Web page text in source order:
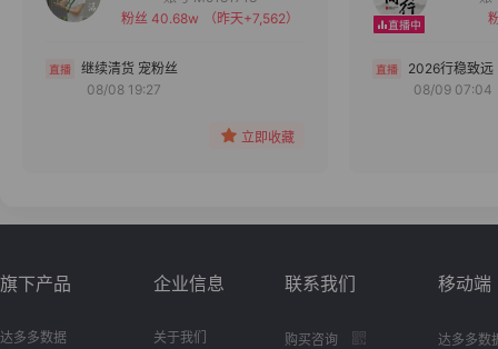
备注
粉丝 40.68w
（昨天+7,562）
继续清货 宠粉丝
08/08 19:27
立即收藏
2026行稳致远
08/09 07:04
旗下产品
达多多数据
企业信息
关于我们
联系我们
购买咨询
移动端
达多多数